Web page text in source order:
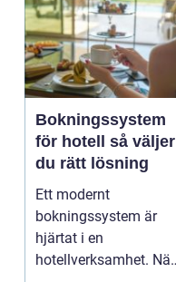
Bokningssystem
för hotell så väljer
du rätt lösning
Ett modernt
bokningssystem är
hjärtat i en
hotellverksamhet. När